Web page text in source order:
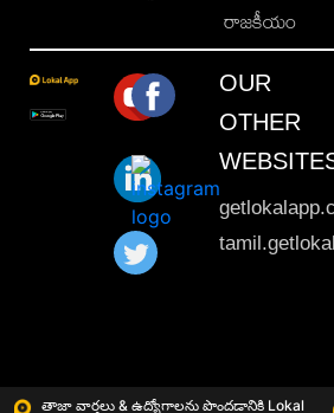
తాజా వార్తలు & ఉద్యోగాలను పొందడానికి Lokal
రాజకీయం
OUR
OTHER